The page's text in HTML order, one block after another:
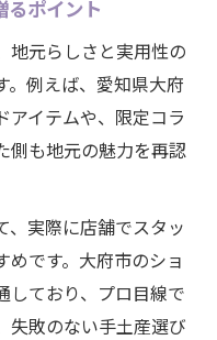
るポイント
地元らしさと実用性の
。例えば、愛知県大府
アイテムや、限定コラ
側も地元の魅力を再認
、実際に店舗でスタッ
めです。大府市のショ
しており、プロ目線で
失敗のない手土産選び